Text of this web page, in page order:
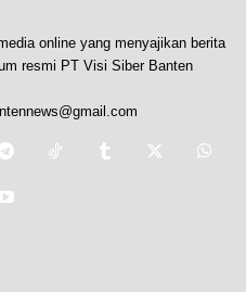
online yang menyajikan berita
resmi PT Visi Siber Banten